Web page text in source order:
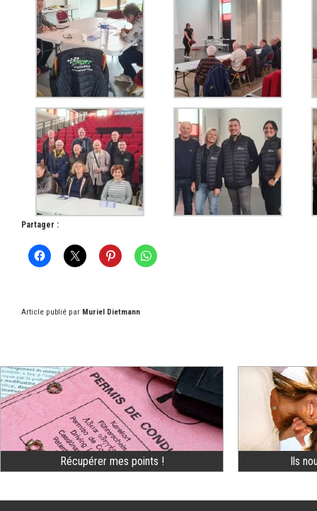
Partager :
Article publié par Muriel Dietmann
Récupérer mes points ! Ils